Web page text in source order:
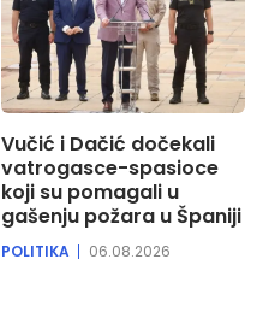
Vučić i Dačić dočekali
vatrogasce-spasioce
koji su pomagali u
gašenju požara u Španiji
POLITIKA 06.08.2026